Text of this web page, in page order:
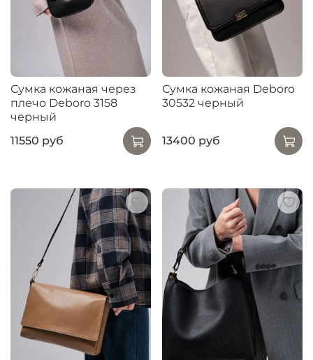
Сумка кожаная через
плечо Deboro 3158
черный
11550 руб
Сумка кожаная Deboro
30532 черный
13400 руб